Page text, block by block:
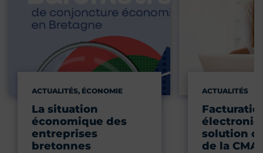
ACTUALITÉS, ÉCONOMIE
La situation
économique des
entreprises
bretonnes
ACTUALITÉS
solution
de la